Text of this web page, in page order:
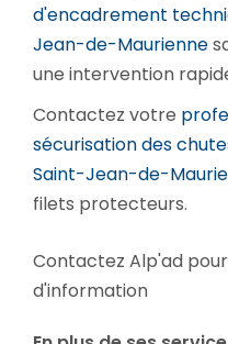
d'encadrement
Jean-de-Maurienne
une intervention
Contactez votre
sécurisation des
Saint-Jean-de-
filets protecteurs.
Contactez Alp'ad
d'information